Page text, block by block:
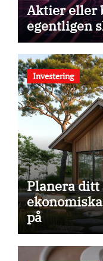
Aktier eller
egentligen
Investering
Planera
på